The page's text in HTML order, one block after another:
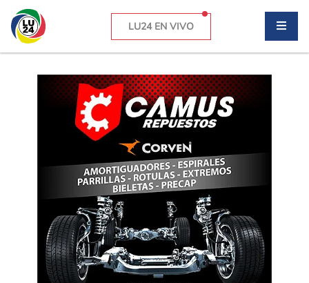
LU24 EN VIVO